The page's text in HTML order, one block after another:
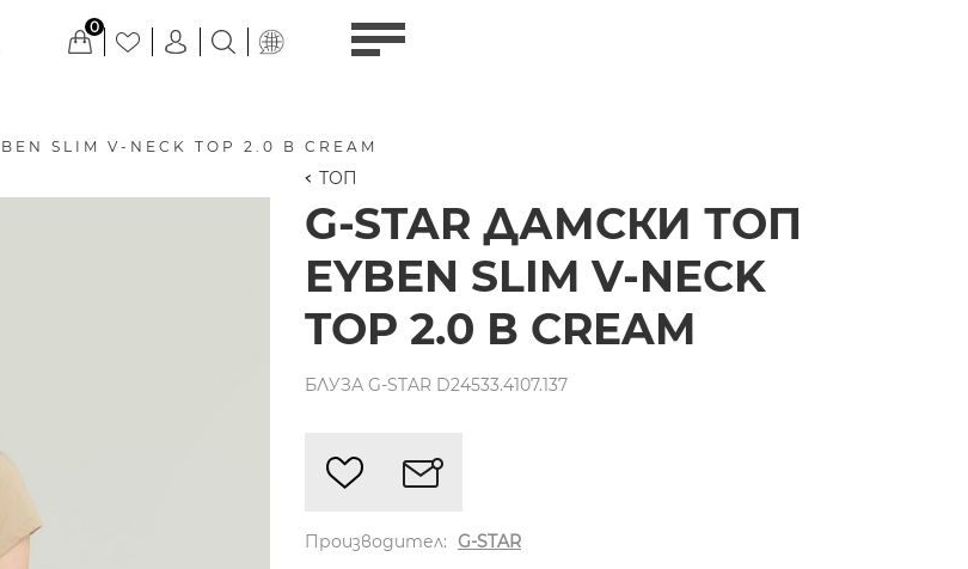
0
SLIM V-NECK TOP 2.0 В CREAM
ТОП
G-STAR ДАМСКИ ТОП
EYBEN SLIM V-NECK
TOP 2.0 В CREAM
БЛУЗА G-STAR D24533.4107.137
Производител: G-STAR